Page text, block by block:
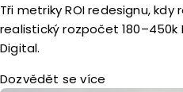
Tři metriky ROI redesignu,
realistický rozpočet 180–450k
Digital.
Dozvědět se více